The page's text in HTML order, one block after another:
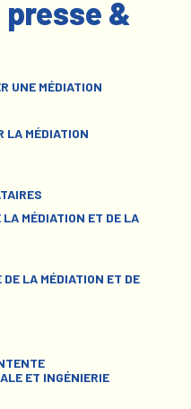
&
UNE MÉDIATION
LA MÉDIATION
MÉDIATION ET DE LA
LA MÉDIATION ET DE
ET INGÉNIERIE